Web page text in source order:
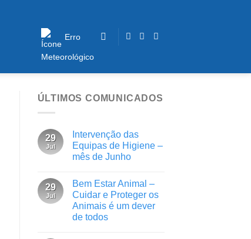
Erro
ÚLTIMOS COMUNICADOS
29
Jul
Intervenção das
Equipas de Higiene –
mês de Junho
29
Jul
Bem Estar Animal –
Cuidar e Proteger os
Animais é um dever
de todos